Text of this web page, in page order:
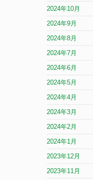
2024年10月
2024年9月
2024年8月
2024年7月
2024年6月
2024年5月
2024年4月
2024年3月
2024年2月
2024年1月
2023年12月
2023年11月